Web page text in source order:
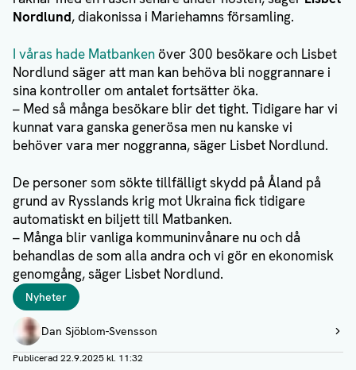
Nordlund, diakonissa i Mariehamns församling.
I våras hade Matbankenöver 300 besökare och Lisbet
Nordlund säger att man kan behöva bli noggrannare i
sina kontroller om antalet fortsätter öka.
– Med så många besökare blir det tight. Tidigare har vi
kunnat vara ganska generösa men nu kanske vi
behöver vara mer noggranna, säger Lisbet Nordlund.
De personer som sökte tillfälligt skydd på Åland på
grund av Rysslands krig mot Ukraina fick tidigare
automatiskt en biljett till Matbanken.
– Många blir vanliga kommuninvånare nu och då
behandlas de som alla andra och vi gör en ekonomisk
genomgång, säger Lisbet Nordlund.
Taggar
Nyheter
Författare
Dan Sjöblom-Svensson
Visa profil
Publicerad22.9.2025 kl. 11:32